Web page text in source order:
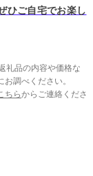
ひご自宅でお楽し
礼品の内容や価格な
調べください。
ちらからご連絡くださ